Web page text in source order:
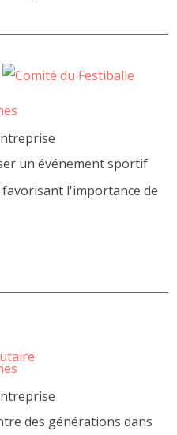
un événement sportif
l'importance de
des générations dans